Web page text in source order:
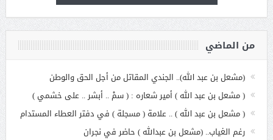
من الماضي
(مشعل بن عبد الله).. الجندي المقاتل من أجل الحق والوطن
( مشعل بن عبد الله ) أمير شعاره : ( سمْ .. أبشر .. على خشمي )
( مشعل بن عبد الله ) .. علامة ( مسجلة ) في دفتر العطاء المستدام
رغم الغياب.. (مشعل بن عبدالله ) حاضر في نجران